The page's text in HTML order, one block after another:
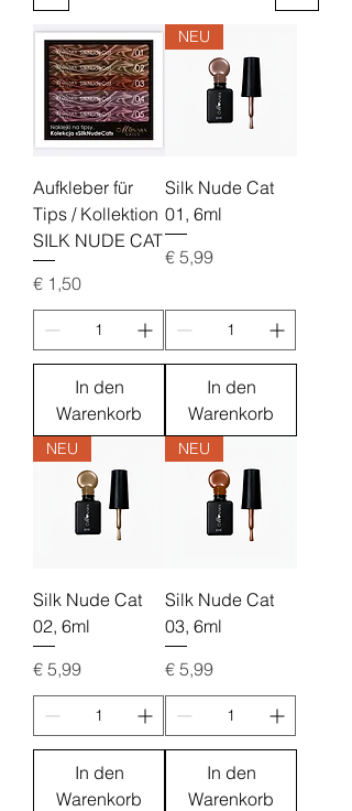
Aufkleber für
Tips / Kollektion
SILK NUDE CAT
Preis
€ 1,50
In den
Warenkorb
NEU
Silk Nude Cat
01, 6ml
Preis
€ 5,99
In den
Warenkorb
NEU
Silk Nude Cat
02, 6ml
Preis
€ 5,99
In den
Warenkorb
NEU
Silk Nude Cat
03, 6ml
Preis
€ 5,99
In den
Warenkorb